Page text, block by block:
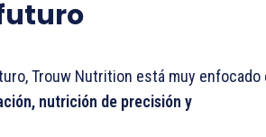
Trouw Nutrition está muy enfocado
nutrición de precisión y